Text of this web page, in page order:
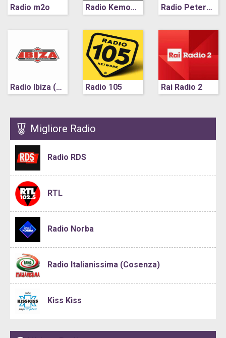
Radio m2o Radio Kemonia Radio Peterpan (Verona)
Radio Ibiza (Napoli) Radio 105 Rai Radio 2
Migliore Radio
Radio RDS
RTL
Radio Norba
Radio Italianissima (Cosenza)
Kiss Kiss